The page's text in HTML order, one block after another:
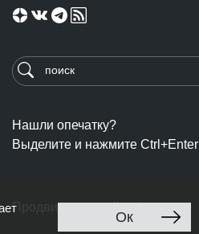
Нашли опечатку?
Выделите и нажмите Ctrl+Enter
Продвижение сайта: Ingate
Ок